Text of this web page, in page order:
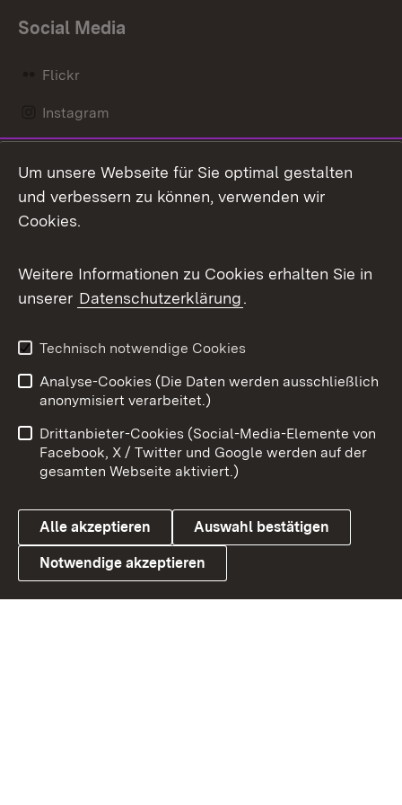
Social Media
Flickr
Instagram
Mastodon
Messenger
Social Wall
X / Twitter
Youtube
Link zum Landesportal
Benutzungshinweise
Barrierefreiheit
Datenschutz
Cookies
Um unsere Webseite für Sie optimal gestalten
und verbessern zu können, verwenden wir
Cookies.
Weitere Informationen zu Cookies erhalten Sie in
unserer Datenschutzerklärung.
Technisch notwendige Cookies
Analyse-Cookies (Die Daten werden ausschließlich
anonymisiert verarbeitet.)
Drittanbieter-Cookies (Social-Media-Elemente von
Facebook, X / Twitter und Google werden auf der
gesamten Webseite aktiviert.)
Alle akzeptieren Auswahl bestätigen
Notwendige akzeptieren